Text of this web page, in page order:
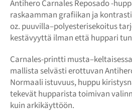
Antihero Carnales Reposado -
raskaamman grafiikan ja
oz. puuvilla–polyesterisekoitus
kestävyyttä ilman että huppari
Carnales-printti
mallista selvästi erottuvan
Normaali istuvuus, huppu
tekevät hupparista toimivan
kuin arkikäyttöön.